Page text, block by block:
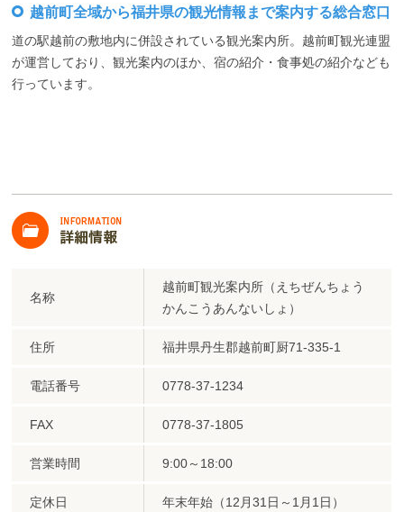
越前町全域から福井県の観光情報まで案内する総合窓口
道の駅越前の敷地内に併設されている観光案内所。越前町観光連盟
が運営しており、観光案内のほか、宿の紹介・食事処の紹介なども
行っています。
名称
越前町観光案内所（えちぜんちょう
かんこうあんないしょ）
住所 福井県丹生郡越前町厨71-335-1
電話番号 0778-37-1234
FAX 0778-37-1805
営業時間 9:00～18:00
定休日 年末年始（12月31日～1月1日）